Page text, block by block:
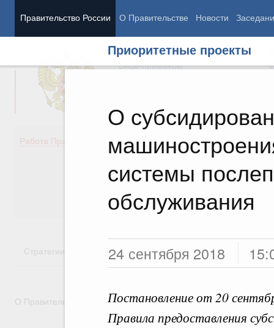
Правительство России О Правительстве Новости
Приоритетные проекты
О
системы
обслуживания
24 сентября 2018
Постановление от 20
Правила предоставления
Председатель Правительства
Вице-премьеры
Работа Правительства
Демография
Здоровье
Культура
Государство
Стратегии Государственные программы
О Правительстве Координационные и совещательные